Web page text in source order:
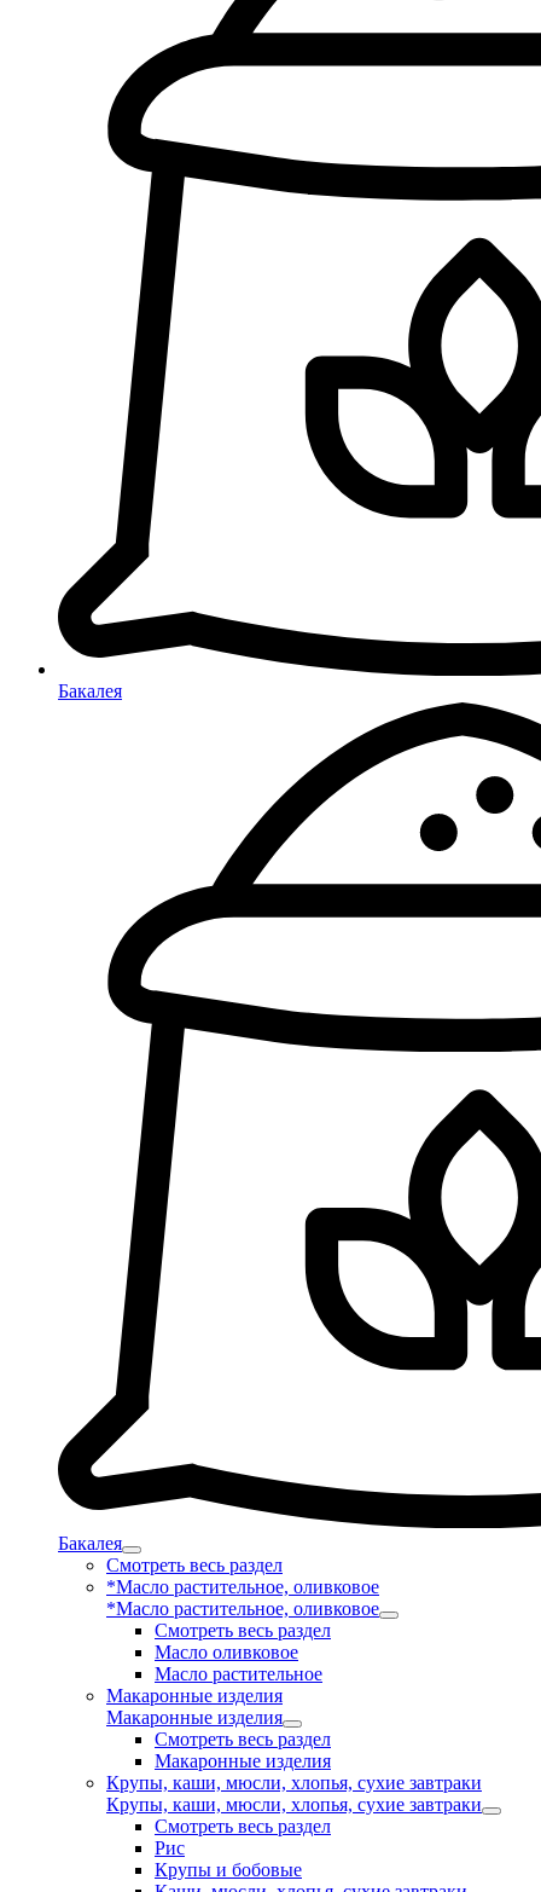
Бакалея
Бакалея
Смотреть весь раздел
*Масло растительное, оливковое
*Масло растительное, оливковое
Смотреть весь раздел
Масло оливковое
Масло растительное
Макаронные изделия
Макаронные изделия
Смотреть весь раздел
Макаронные изделия
Крупы, каши, мюсли, хлопья, сухие завтраки
Крупы, каши, мюсли, хлопья, сухие завтраки
Смотреть весь раздел
Рис
Крупы и бобовые